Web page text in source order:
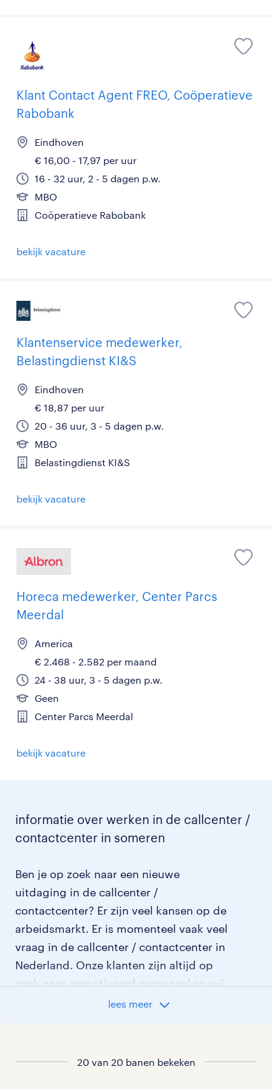
Klant Contact Agent FREO, Coöperatieve
Rabobank
Eindhoven
€ 16,00 - 17,97 per uur
16 - 32 uur, 2 - 5 dagen p.w.
MBO
Coöperatieve Rabobank
bekijk vacature
Klantenservice medewerker,
Belastingdienst KI&S
Eindhoven
€ 18,87 per uur
20 - 36 uur, 3 - 5 dagen p.w.
MBO
Belastingdienst KI&S
bekijk vacature
Horeca medewerker, Center Parcs
Meerdal
America
€ 2.468 - 2.582 per maand
24 - 38 uur, 3 - 5 dagen p.w.
Geen
Center Parcs Meerdal
bekijk vacature
informatie over werken in de callcenter /
contactcenter in someren
Ben je op zoek naar een nieuwe
uitdaging in de callcenter /
contactcenter? Er zijn veel kansen op de
arbeidsmarkt. Er is momenteel vaak veel
vraag in de callcenter / contactcenter in
Nederland. Onze klanten zijn altijd op
zoek naar gemotiveerd personeel en wij
kijken graag samen met je naar de
meest recente vacatures.
lees meer
20 van 20 banen bekeken